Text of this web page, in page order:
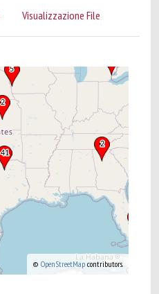
Visualizzazione File
© OpenStreetMap contributors.